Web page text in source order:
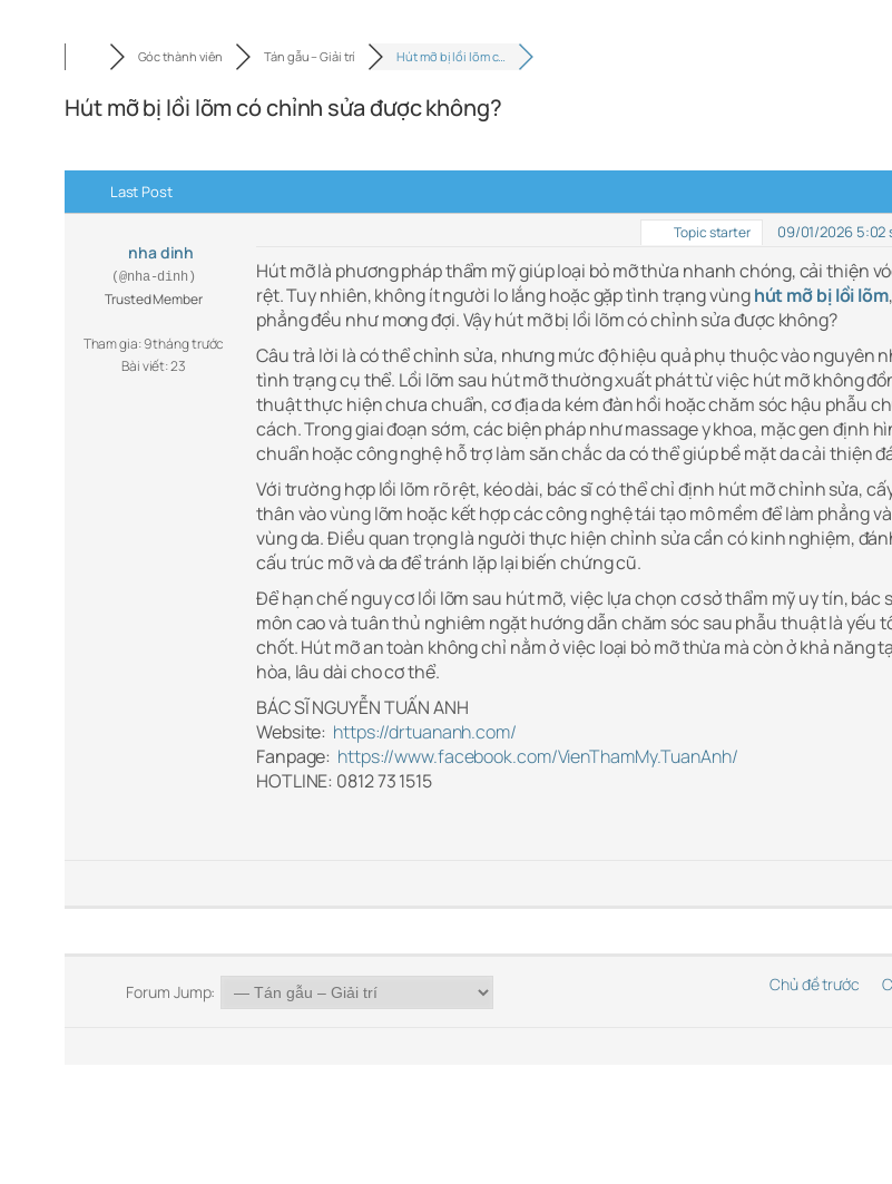
Góc thành viên Tán gẫu – Giải trí Hút mỡ bị lồi lõm c…
Hút mỡ bị lồi lõm có chỉnh sửa được không?
Last Post
nha dinh
(@nha-dinh)
Trusted Member
Tham gia: 9 tháng trước
Bài viết: 23
Topic starter 09/01/2026 5:02
Hút mỡ là phương pháp thẩm mỹ giúp loại bỏ mỡ thừa nhanh chóng, cải thiện
rệt. Tuy nhiên, không ít người lo lắng hoặc gặp tình trạng vùnghút mỡ bị lồi lõm
phẳng đều như mong đợi. Vậy hút mỡ bị lồi lõm có chỉnh sửa được không?
Câu trả lời là có thể chỉnh sửa, nhưng mức độ hiệu quả phụ thuộc vào nguyên
tình trạng cụ thể. Lồi lõm sau hút mỡ thường xuất phát từ việc hút mỡ không
thuật thực hiện chưa chuẩn, cơ địa da kém đàn hồi hoặc chăm sóc hậu phẫu
cách. Trong giai đoạn sớm, các biện pháp như massage y khoa, mặc gen định
chuẩn hoặc công nghệ hỗ trợ làm săn chắc da có thể giúp bề mặt da cải thiện
Với trường hợp lồi lõm rõ rệt, kéo dài, bác sĩ có thể chỉ định hút mỡ chỉnh sửa,
thân vào vùng lõm hoặc kết hợp các công nghệ tái tạo mô mềm để làm phẳng
vùng da. Điều quan trọng là người thực hiện chỉnh sửa cần có kinh nghiệm,
cấu trúc mỡ và da để tránh lặp lại biến chứng cũ.
Để hạn chế nguy cơ lồi lõm sau hút mỡ, việc lựa chọn cơ sở thẩm mỹ uy tín, bác
môn cao và tuân thủ nghiêm ngặt hướng dẫn chăm sóc sau phẫu thuật là yếu
chốt. Hút mỡ an toàn không chỉ nằm ở việc loại bỏ mỡ thừa mà còn ở khả năng
hòa, lâu dài cho cơ thể.
BÁC SĨ NGUYỄN TUẤN ANH
Website: https://drtuananh.com/
Fanpage: https://www.facebook.com/VienThamMy.TuanAnh/
HOTLINE: 0812 73 1515
Forum Jump: Chủ đề trước